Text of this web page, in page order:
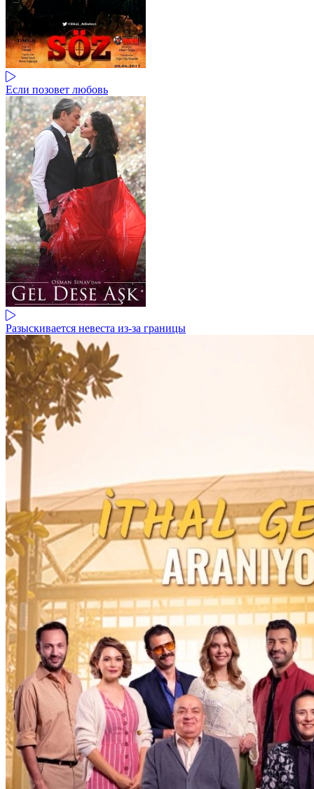
Если позовет любовь
Разыскивается невеста из-за границы